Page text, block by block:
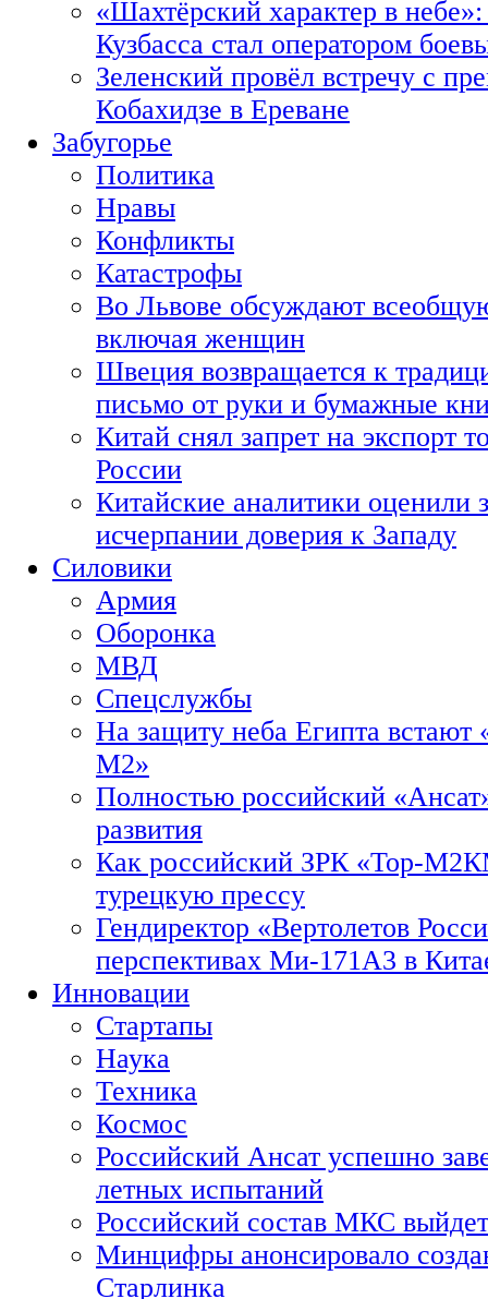
«Шахтёрский характер в
Кузбасса стал оператором
Зеленский провёл встречу с
Кобахидзе в Ереване
Забугорье
Политика
Нравы
Конфликты
Катастрофы
Во Львове обсуждают
включая женщин
Швеция возвращается к
письмо от руки и бумажные
Китай снял запрет на экспорт
России
Китайские аналитики оценили
исчерпании доверия к Западу
Силовики
Армия
Оборонка
МВД
Спецслужбы
На защиту неба Египта встают
М2»
Полностью российский
развития
Как российский ЗРК «Тор-
турецкую прессу
Гендиректор «Вертолетов
перспективах Ми-171А3 в
Инновации
Стартапы
Наука
Техника
Космос
Российский Ансат успешно
летных испытаний
Российский состав МКС
Минцифры анонсировало
Старлинка